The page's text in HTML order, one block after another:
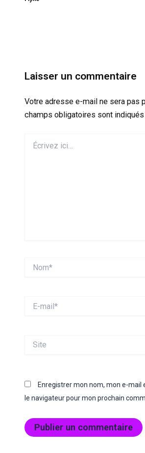
Laisser un commentaire
Votre adresse e-mail ne sera pas
champs obligatoires sont
ici…
mail*
Enregistrer mon nom, mon e-mail
le navigateur pour mon prochain